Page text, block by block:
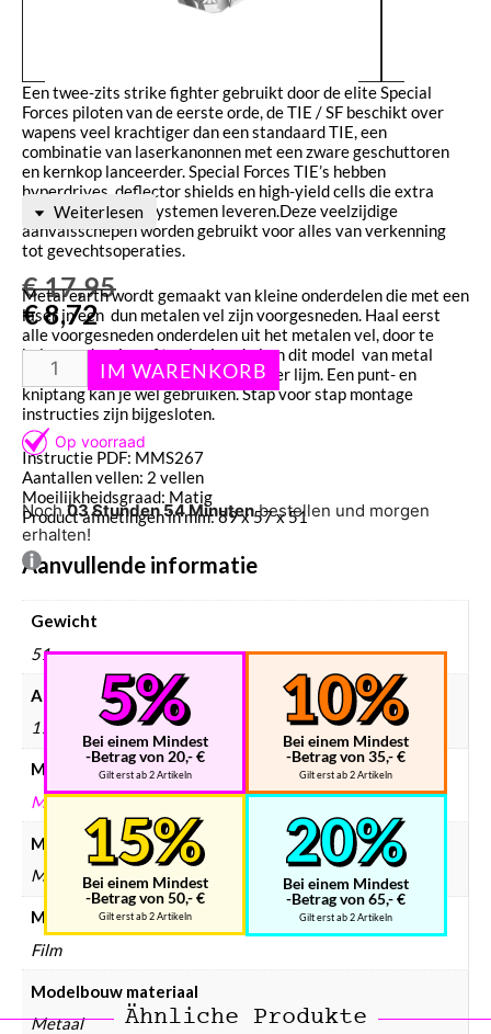
Een twee-zits strike fighter gebruikt door de elite Special
Forces piloten van de eerste orde, de TIE / SF beschikt over
wapens veel krachtiger dan een standaard TIE, een
combinatie van laserkanonnen met een zware geschuttoren
en kernkop lanceerder. Special Forces TIE’s hebben
hyperdrives, deflector shields en high-yield cells die extra
stroom aan boordsystemen leveren.Deze veelzijdige
aanvalsschepen worden gebruikt voor alles van verkenning
tot gevechtsoperaties.
Metal earth wordt gemaakt van kleine onderdelen die met een
laser in een dun metalen vel zijn voorgesneden. Haal eerst
alle voorgesneden onderdelen uit het metalen vel, door te
knippen ,draaien of te plooien. Je kan dit model van metal
earth volledig in elkaar zetten zonder lijm. Een punt- en
kniptang kan je wel gebruiken. Stap voor stap montage
instructies zijn bijgesloten.
Instructie PDF: MMS267
Aantallen vellen: 2 vellen
Moeilijkheidsgraad: Matig
Product afmetingen in mm: 89 x 57 x 51
Aanvullende informatie
Gewicht
51 g
Afmetingen
170 × 120 × 2 mm
Merken
METAL EARTH
Modelbouw merken
Metal Earth
Modelbouw collectie
Film
Modelbouw materiaal
Metaal
Weiterlesen
€17,95
€8,72
Noch03 Stunden 54 Minutenbestellen und morgen
erhalten!
Bei einem Mindest
-Betrag von 20,- €
Gilt erst ab 2 Artikeln
Bei einem Mindest
-Betrag von 35,- €
Gilt erst ab 2 Artikeln
Bei einem Mindest
-Betrag von 50,- €
Gilt erst ab 2 Artikeln
Bei einem Mindest
-Betrag von 65,- €
Gilt erst ab 2 Artikeln
Ähnliche Produkte